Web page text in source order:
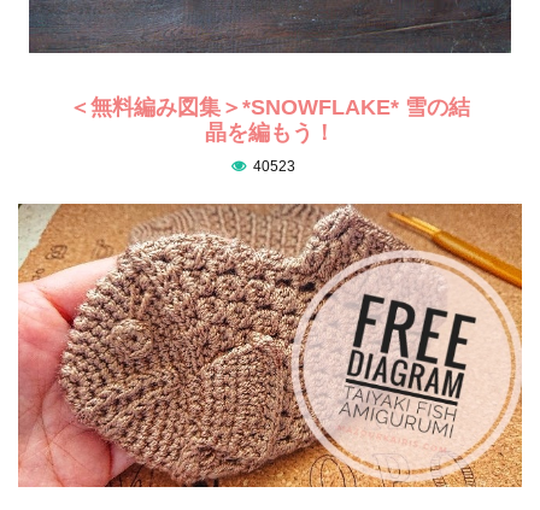
＜無料編み図集＞*SNOWFLAKE* 雪の結
晶を編もう！
40523